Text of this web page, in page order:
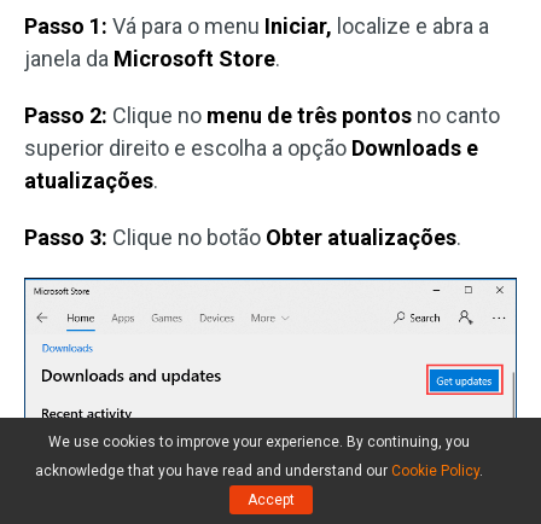
Passo 1: Vá para o menu Iniciar, localize e abra a
janela da Microsoft Store.
Passo 2: Clique no menu de três pontos no canto
superior direito e escolha a opção Downloads e
atualizações.
Passo 3: Clique no botão Obter atualizações.
We use cookies to improve your experience. By continuing, you
acknowledge that you have read and understand our Cookie Policy.
Accept